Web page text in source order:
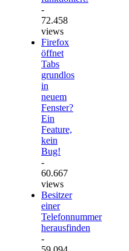
-
72.458
views
Firefox
öffnet
Tabs
grundlos
in
neuem
Fenster?
Ein
Feature,
kein
Bug!
-
60.667
views
Besitzer
einer
Telefonnummer
herausfinden
-